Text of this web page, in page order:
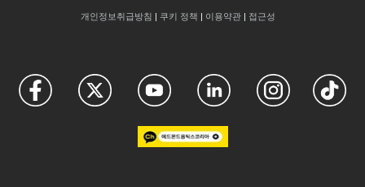
개인정보취급방침 | 쿠키 정책 | 이용약관| 접근성